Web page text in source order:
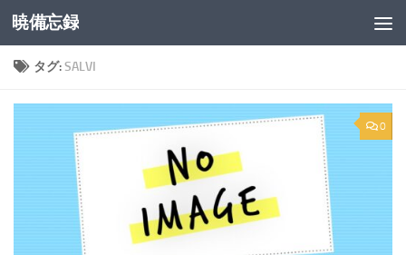
コンテンツへスキップ
暁備忘録
タグ:SALVI
0